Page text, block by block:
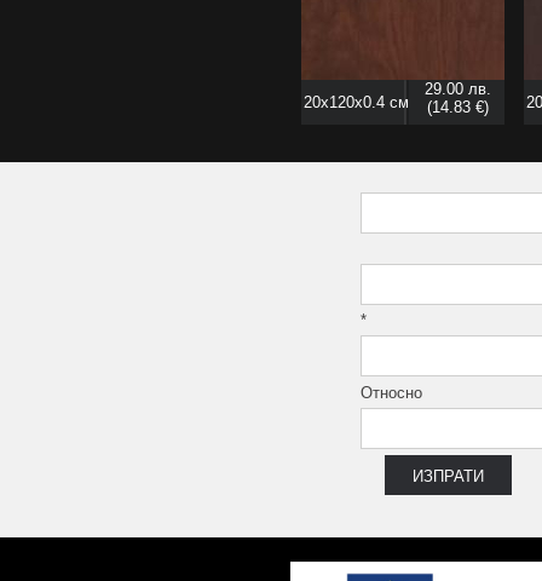
20x120x0.4 см
29.00 лв.
(14.83 €)
*
Относно